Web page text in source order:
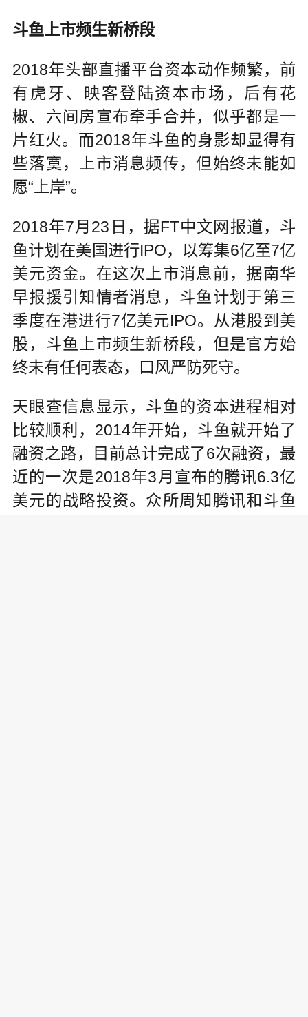
斗鱼上市频生新桥段
2018年头部直播平台资本动作频繁，前
有虎牙、映客登陆资本市场，后有花
椒、六间房宣布牵手合并，似乎都是一
片红火。而2018年斗鱼的身影却显得有
些落寞，上市消息频传，但始终未能如
愿“上岸”。
2018年7月23日，据FT中文网报道，斗
鱼计划在美国进行IPO，以筹集6亿至7亿
美元资金。在这次上市消息前，据南华
早报援引知情者消息，斗鱼计划于第三
季度在港进行7亿美元IPO。从港股到美
股，斗鱼上市频生新桥段，但是官方始
终未有任何表态，口风严防死守。
天眼查信息显示，斗鱼的资本进程相对
比较顺利，2014年开始，斗鱼就开始了
融资之路，目前总计完成了6次融资，最
近的一次是2018年3月宣布的腾讯6.3亿
美元的战略投资。众所周知腾讯和斗鱼